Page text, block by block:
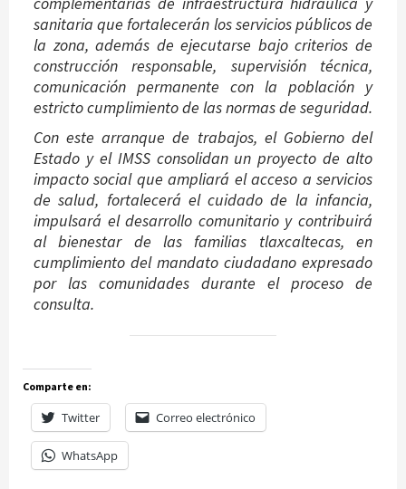
sanitaria que fortalecerán los servicios públicos de
la zona, además de ejecutarse bajo criterios de
construcción responsable, supervisión técnica,
comunicación permanente con la población y
estricto cumplimiento de las normas de seguridad.
Con este arranque de trabajos, el Gobierno del
Estado y el IMSS consolidan un proyecto de alto
impacto social que ampliará el acceso a servicios
de salud, fortalecerá el cuidado de la infancia,
impulsará el desarrollo comunitario y contribuirá
al bienestar de las familias tlaxcaltecas, en
cumplimiento del mandato ciudadano expresado
por las comunidades durante el proceso de
consulta.
Comparte en:
Twitter Correo electrónico
WhatsApp